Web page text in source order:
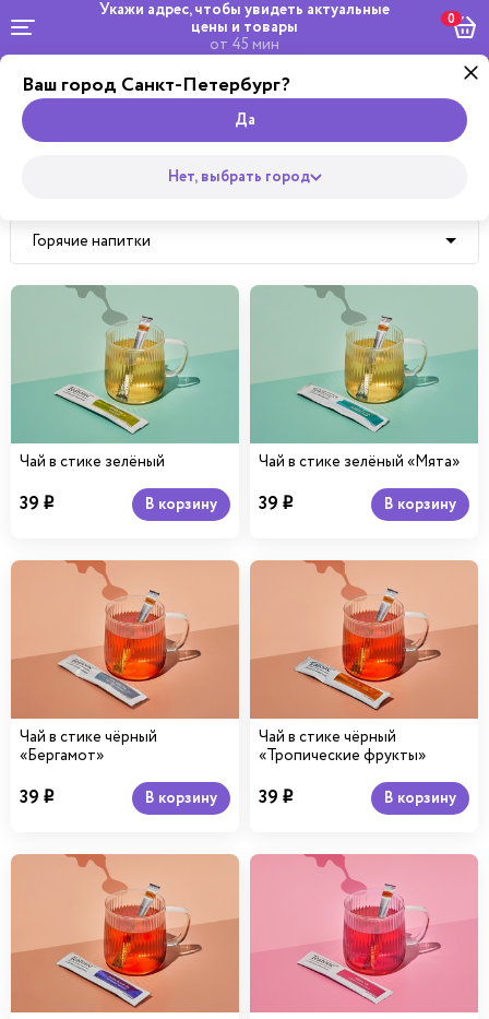
Укажи адрес, чтобы увидеть актуальные
цены и товары
от 45 мин
Ваш город Санкт-Петербург?
Да
Нет, выбрать город
0
Dosta
кейтеринг
Комбо и
Все
Горячие напитки
Соки и морсы
Газированные напитки
Чай в стике зелёный
39 i В корзину
Чай в стике зелёный «Мята»
39 i В корзину
Чай в стике чёрный
«Бергамот»
39 i В корзину
Чай в стике чёрный
«Тропические фрукты»
39 i В корзину